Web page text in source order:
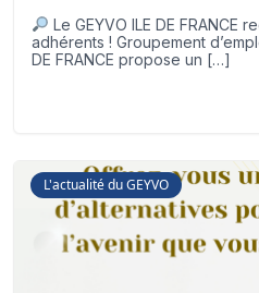
Le GEYVO ILE DE FRANCE
adhérents ! Groupement
DE FRANCE propose un […]
L'actualité du GEYVO